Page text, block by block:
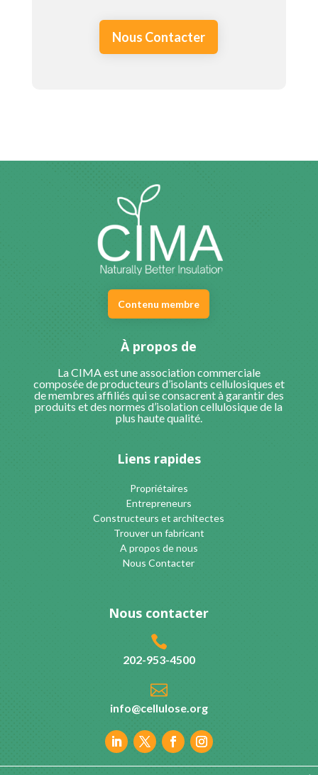
Nous Contacter
Contenu membre
À propos de
La CIMA est une association commerciale
composée de producteurs d’isolants cellulosiques et
de membres affiliés qui se consacrent à garantir des
produits et des normes d’isolation cellulosique de la
plus haute qualité.
Liens rapides
Propriétaires
Entrepreneurs
Constructeurs et architectes
Trouver un fabricant
A propos de nous
Nous Contacter
Nous contacter

202-953-4500

info@cellulose.org